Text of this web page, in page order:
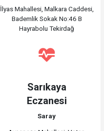
İlyas Mahallesi, Malkara Caddesi,
Bademlik Sokak No:46 B
Hayrabolu Tekirdağ
Sarıkaya
Eczanesi
Saray